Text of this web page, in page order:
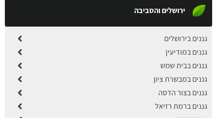
ירושלים והסביבה
גננים בירושלים
גננים במודיעין
גננים בבית שמש
גננים במבשרת ציון
גננים בצור הדסה
גננים ברמת רזיאל